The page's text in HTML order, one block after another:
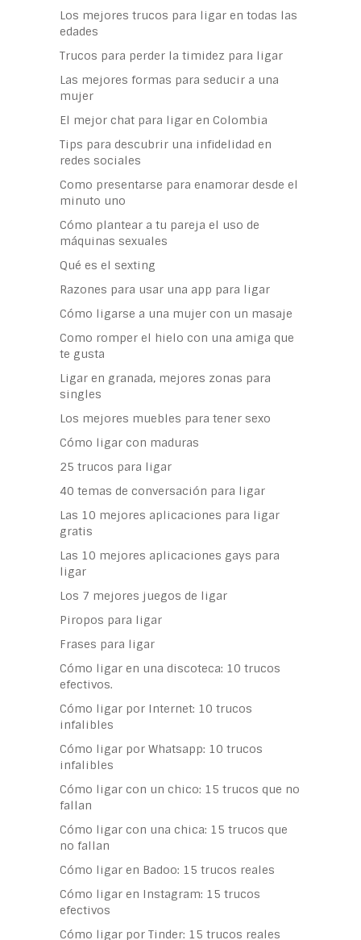
Los mejores trucos para ligar en todas las
edades
Trucos para perder la timidez para ligar
Las mejores formas para seducir a una
mujer
El mejor chat para ligar en Colombia
Tips para descubrir una infidelidad en
redes sociales
Como presentarse para enamorar desde el
minuto uno
Cómo plantear a tu pareja el uso de
máquinas sexuales
Qué es el sexting
Razones para usar una app para ligar
Cómo ligarse a una mujer con un masaje
Como romper el hielo con una amiga que
te gusta
Ligar en granada, mejores zonas para
singles
Los mejores muebles para tener sexo
Cómo ligar con maduras
25 trucos para ligar
40 temas de conversación para ligar
Las 10 mejores aplicaciones para ligar
gratis
Las 10 mejores aplicaciones gays para
ligar
Los 7 mejores juegos de ligar
Piropos para ligar
Frases para ligar
Cómo ligar en una discoteca: 10 trucos
efectivos.
Cómo ligar por Internet: 10 trucos
infalibles
Cómo ligar por Whatsapp: 10 trucos
infalibles
Cómo ligar con un chico: 15 trucos que no
fallan
Cómo ligar con una chica: 15 trucos que
no fallan
Cómo ligar en Badoo: 15 trucos reales
Cómo ligar en Instagram: 15 trucos
efectivos
Cómo ligar por Tinder: 15 trucos reales